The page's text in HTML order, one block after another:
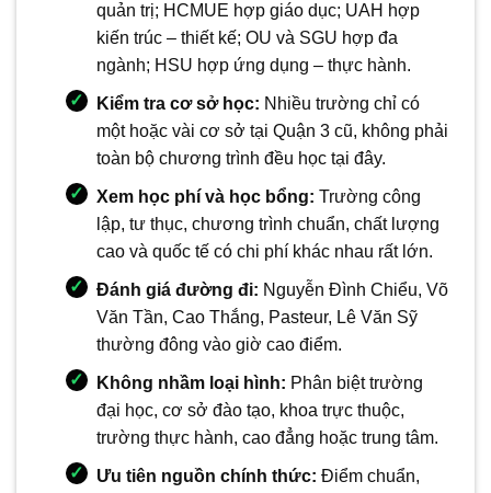
quản trị; HCMUE hợp giáo dục; UAH hợp
kiến trúc – thiết kế; OU và SGU hợp đa
ngành; HSU hợp ứng dụng – thực hành.
Kiểm tra cơ sở học: Nhiều trường chỉ có
một hoặc vài cơ sở tại Quận 3 cũ, không phải
toàn bộ chương trình đều học tại đây.
Xem học phí và học bổng: Trường công
lập, tư thục, chương trình chuẩn, chất lượng
cao và quốc tế có chi phí khác nhau rất lớn.
Đánh giá đường đi: Nguyễn Đình Chiểu, Võ
Văn Tần, Cao Thắng, Pasteur, Lê Văn Sỹ
thường đông vào giờ cao điểm.
Không nhầm loại hình: Phân biệt trường
đại học, cơ sở đào tạo, khoa trực thuộc,
trường thực hành, cao đẳng hoặc trung tâm.
Ưu tiên nguồn chính thức: Điểm chuẩn,